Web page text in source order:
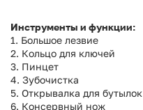
Инструменты и функции:
1. Большое лезвие
2. Кольцо для ключей
3. Пинцет
4. Зубочистка
5. Открывалка для бутылок
6. Консервный нож